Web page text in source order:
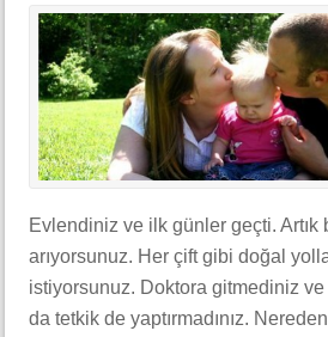
Evlendiniz ve ilk günler geçti. Artık
arıyorsunuz. Her çift gibi doğal
istiyorsunuz. Doktora gitmediniz
da tetkik de yaptırmadınız.